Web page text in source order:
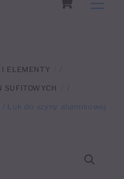
ELEMENTY /
SUFITOWYCH /
/ Łuk do szyny aluminiowej